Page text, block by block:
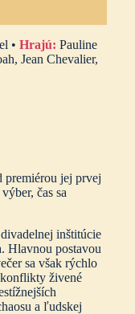
• Hrajú: Pauline
Jean Chevalier,
premiérou jej prvej
čas sa
inštitúcie
Hlavnou postavou
sa však rýchlo
živené
a ľudskej